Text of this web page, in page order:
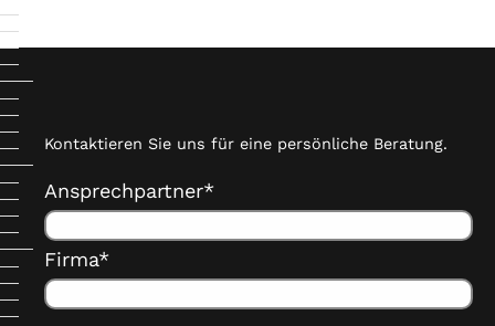
Kontaktieren Sie uns für eine persönliche Beratung.
Ansprechpartner*
Firma*